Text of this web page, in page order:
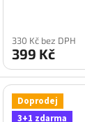
330 Kč bez DPH
399 Kč
Doprodej
3+1 zdarma